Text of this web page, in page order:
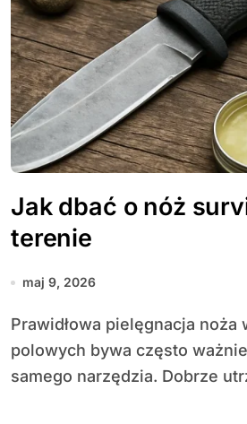
Jak dbać o nóż
terenie
maj 9, 2026
Prawidłowa pielęgnacja noża w warunkach
polowych bywa często
samego narzędzia. Dobrze